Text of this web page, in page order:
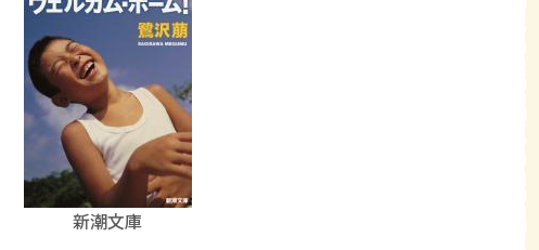
新潮文庫
ロボット・イン・ザ・システム